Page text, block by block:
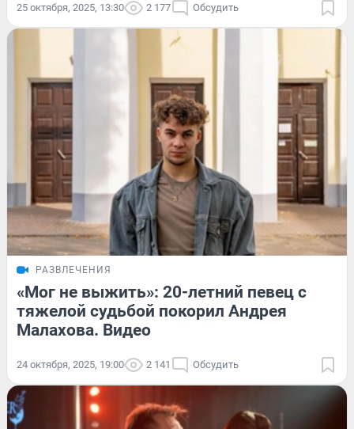
25 октября, 2025, 13:30 2 177 Обсудить
РАЗВЛЕЧЕНИЯ
«Мог не выжить»: 20-летний певец с
тяжелой судьбой покорил Андрея
Малахова. Видео
24 октября, 2025, 19:00 2 141 Обсудить